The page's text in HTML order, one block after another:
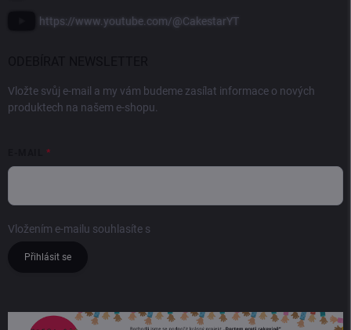
https://www.youtube.com/@CakestarYT
Vložte svůj e-mail a my vám budeme zasílat informace o nových
produktech na našem e-shopu.
Vložením e-mailu souhlasíte s
Přihlásit se